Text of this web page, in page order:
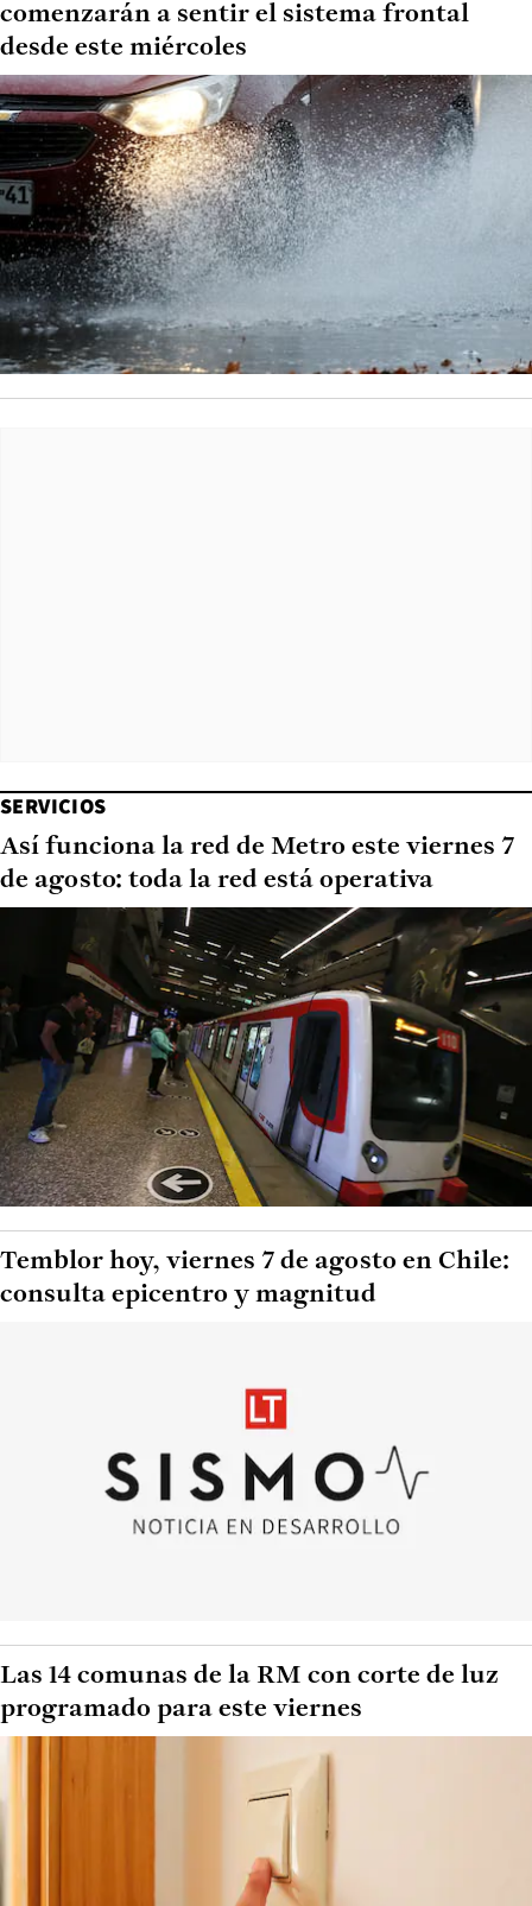
comenzarán a sentir el sistema frontal
desde este miércoles
SERVICIOS
Así funciona la red de Metro este viernes 7
de agosto: toda la red está operativa
Temblor hoy, viernes 7 de agosto en Chile:
consulta epicentro y magnitud
Las 14 comunas de la RM con corte de luz
programado para este viernes